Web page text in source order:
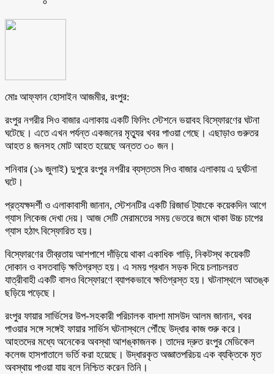
মোঃ আফ্ফান হোসাইন আজমীর, রংপুর:
রংপুর নগরীর সিও বাজার এলাকায় একটি ফিলিং স্টেশনে ভয়াবহ বিস্ফোরণের ঘটনা
ঘটেছে। এতে এখন পর্যন্ত একজনের মৃত্যুর খবর পাওয়া গেছে। এছাড়াও গুরুতর
আহত ৪ জনসহ মোট আহত হয়েছে অন্তত ৩০ জন।
শনিবার (১৯ জুলাই) দুপুরে রংপুর নগরীর ব্যস্ততম সিও বাজার এলাকায় এ দুর্ঘটনা
ঘটে।
প্রত্যক্ষদর্শী ও এলাকাবাসী জানান, স্টেশনটির একটি রিজার্ভ ট্যাংকে কয়েকদিন আগে
গ্যাস লিকেজ দেখা দেয়। আজ সেটি মেরামতের সময় ভেতরে জমে থাকা উচ্চ চাপের
গ্যাস হঠাৎ বিস্ফোরিত হয়।
বিস্ফোরণের তীব্রতায় আশপাশে দাঁড়িয়ে থাকা একাধিক গাড়ি, নিকটস্থ কয়েকটি
দোকান ও বসতবাড়ি ক্ষতিগ্রস্ত হয়। এ সময় প্রধান সড়ক দিয়ে চলাচলরত
যাত্রীবাহী একটি বাসও বিস্ফোরণে ব্যাপকভাবে ক্ষতিগ্রস্ত হয়। ঘটনাস্থলে আতঙ্ক
ছড়িয়ে পড়েছে।
রংপুর ফায়ার সার্ভিসের উপ-সহকারী পরিচালক বাদশা মাসউদ আলম জানান, খবর
পাওয়ার সঙ্গে সঙ্গেই ফায়ার সার্ভিস ঘটনাস্থলে পৌঁছে উদ্ধার কাজ শুরু করে।
আহতদের মধ্যে অনেকের অবস্থা আশঙ্কাজনক। তাদের দ্রুত রংপুর মেডিকেল
কলেজ হাসপাতালে ভর্তি করা হয়েছে। উদ্ধারকৃত অজ্ঞাতপরিচয় এক ব্যক্তিকে মৃত
অবস্থায় পাওয়া যায় বলে নিশ্চিত করেন তিনি।